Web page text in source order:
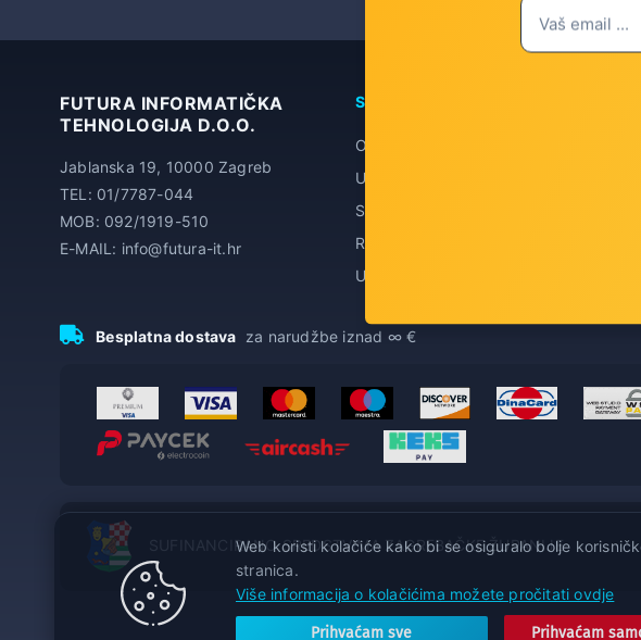
FUTURA INFORMATIČKA
TEHNOLOGIJA D.O.O.
Jablanska 19, 10000 Zagreb
TEL: 01/7787-044
MOB: 092/1919-510
E-MAIL: info@futura-it.hr
STRANICE
O nama
Uvjeti prodaje
Servis
Reklamacije
Upravljanje kolačićima
Besplatna dostava za narudžbe iznad ∞ €
SUFINANCIRANO SREDSTVIMA ZAGREBAČKE ŽUPANIJE
Web koristi kolačiće kako bi se osiguralo bolje
stranica.
Više informacija o kolačićima možete pročitati ovdje
Prihvaćam sve Prihvaćam